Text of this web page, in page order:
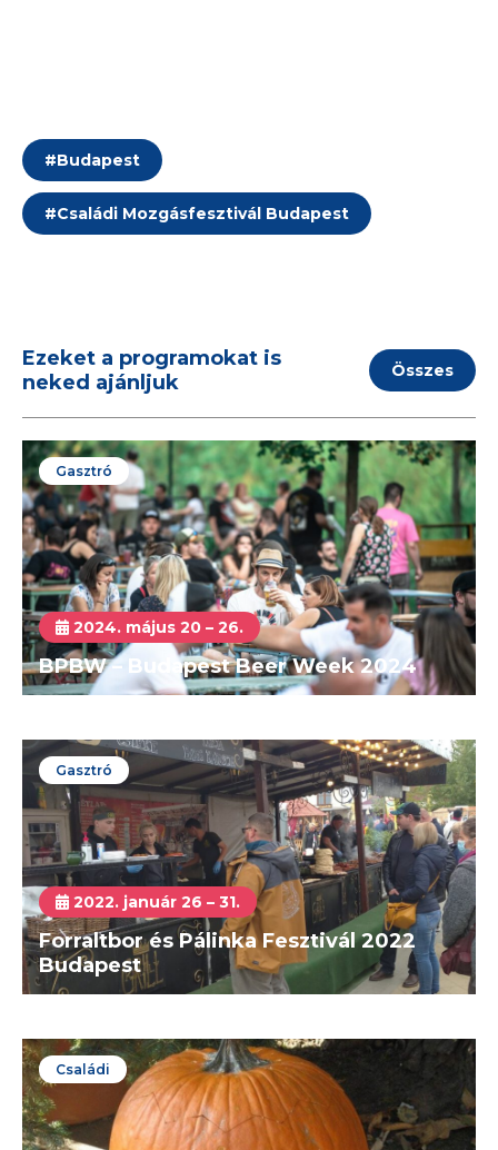
#Budapest
#Családi Mozgásfesztivál Budapest
Ezeket a programokat is
neked ajánljuk
Összes
Gasztró
2024. május 20 – 26.
BPBW – Budapest Beer Week 2024
Gasztró
2022. január 26 – 31.
Forraltbor és Pálinka Fesztivál 2022
Budapest
Családi